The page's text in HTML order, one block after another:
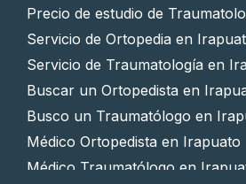
Precio de estudio de
Servicio de Ortopedia en
Servicio de Traumatología en
Buscar un Ortopedista en
Busco un Traumatólogo en
Médico Ortopedista en Irapuato
Médico Traumatólogo en